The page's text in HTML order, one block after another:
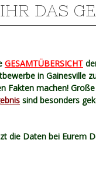
DAS
GESAMTÜBERSICHT
in Gainesville
Fakten machen!
sind besonders
die Daten bei Eurem